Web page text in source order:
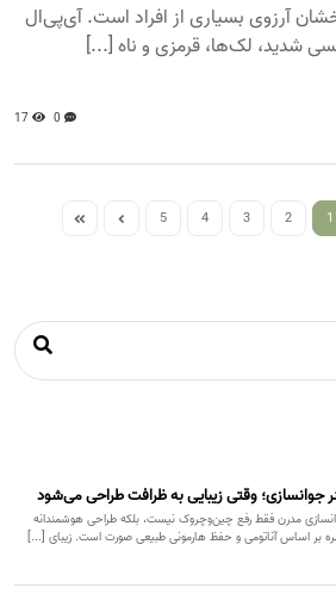
آرزوی بسیاری از افراد است. آی‌پی‌ال
0
17
1
2
3
4
5
جوانسازی؛ وقتی زیبایی به ظرافت طراحی می‌شود
مدرن فقط رفع چین‌وچروک نیست، بلکه طراحی هوشمندانه
بر اساس آناتومی و حفظ هارمونی طبیعی صورت است. زیبای [...]